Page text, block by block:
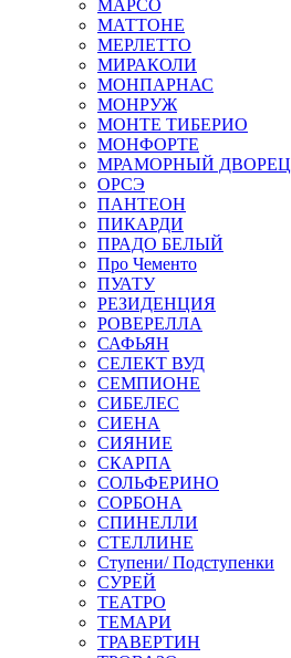
МАРСО
МАТТОНЕ
МЕРЛЕТТО
МИРАКОЛИ
МОНПАРНАС
МОНРУЖ
МОНТЕ ТИБЕРИО
МОНФОРТЕ
МРАМОРНЫЙ ДВОРЕЦ
ОРСЭ
ПАНТЕОН
ПИКАРДИ
ПРАДО БЕЛЫЙ
Про Чементо
ПУАТУ
РЕЗИДЕНЦИЯ
РОВЕРЕЛЛА
САФЬЯН
СЕЛЕКТ ВУД
СЕМПИОНЕ
СИБЕЛЕС
СИЕНА
СИЯНИЕ
СКАРПА
СОЛЬФЕРИНО
СОРБОНА
СПИНЕЛЛИ
СТЕЛЛИНЕ
Ступени/ Подступенки
СУРЕЙ
ТЕАТРО
ТЕМАРИ
ТРАВЕРТИН